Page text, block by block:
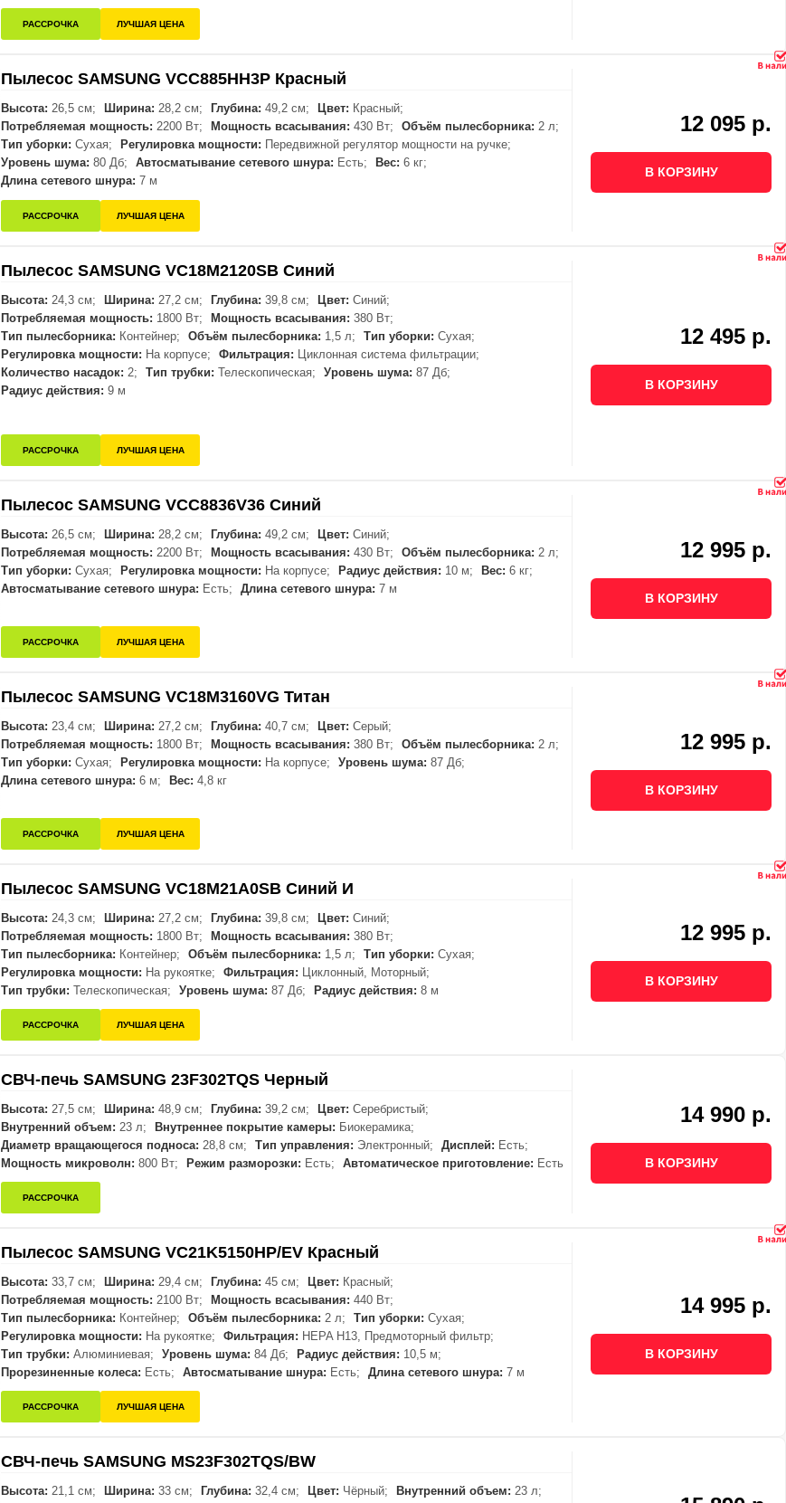
РАССРОЧКА ЛУЧШАЯ ЦЕНА
Пылесос SAMSUNG VCC885HH3P Красный
Высота: 26,5 см; Ширина: 28,2 см; Глубина: 49,2 см; Цвет: Красный;
Потребляемая мощность: 2200 Вт; Мощность всасывания: 430 Вт; Объём пылесборника: 2 л;
Тип уборки: Сухая; Регулировка мощности: Передвижной регулятор мощности на ручке;
Уровень шума: 80 Дб; Автосматывание сетевого шнура: Есть; Вес: 6 кг;
Длина сетевого шнура: 7 м
РАССРОЧКА ЛУЧШАЯ ЦЕНА
12 095 р.
В КОРЗИНУ
Пылесос SAMSUNG VC18M2120SB Синий
Высота: 24,3 см; Ширина: 27,2 см; Глубина: 39,8 см; Цвет: Синий;
Потребляемая мощность: 1800 Вт; Мощность всасывания: 380 Вт;
Тип пылесборника: Контейнер; Объём пылесборника: 1,5 л; Тип уборки: Сухая;
Регулировка мощности: На корпусе; Фильтрация: Циклонная система фильтрации;
Количество насадок: 2; Тип трубки: Телескопическая; Уровень шума: 87 Дб;
Радиус действия: 9 м
РАССРОЧКА ЛУЧШАЯ ЦЕНА
12 495 р.
В КОРЗИНУ
Пылесос SAMSUNG VCC8836V36 Синий
Высота: 26,5 см; Ширина: 28,2 см; Глубина: 49,2 см; Цвет: Синий;
Потребляемая мощность: 2200 Вт; Мощность всасывания: 430 Вт; Объём пылесборника: 2 л;
Тип уборки: Сухая; Регулировка мощности: На корпусе; Радиус действия: 10 м; Вес: 6 кг;
Автосматывание сетевого шнура: Есть; Длина сетевого шнура: 7 м
РАССРОЧКА ЛУЧШАЯ ЦЕНА
12 995 р.
В КОРЗИНУ
Пылесос SAMSUNG VC18M3160VG Титан
Высота: 23,4 см; Ширина: 27,2 см; Глубина: 40,7 см; Цвет: Серый;
Потребляемая мощность: 1800 Вт; Мощность всасывания: 380 Вт; Объём пылесборника: 2 л;
Тип уборки: Сухая; Регулировка мощности: На корпусе; Уровень шума: 87 Дб;
Длина сетевого шнура: 6 м; Вес: 4,8 кг
РАССРОЧКА ЛУЧШАЯ ЦЕНА
12 995 р.
В КОРЗИНУ
Пылесос SAMSUNG VC18M21A0SB Синий И
Высота: 24,3 см; Ширина: 27,2 см; Глубина: 39,8 см; Цвет: Синий;
Потребляемая мощность: 1800 Вт; Мощность всасывания: 380 Вт;
Тип пылесборника: Контейнер; Объём пылесборника: 1,5 л; Тип уборки: Сухая;
Регулировка мощности: На рукоятке; Фильтрация: Циклонный, Моторный;
Тип трубки: Телескопическая; Уровень шума: 87 Дб; Радиус действия: 8 м
РАССРОЧКА ЛУЧШАЯ ЦЕНА
12 995 р.
В КОРЗИНУ
СВЧ-печь SAMSUNG 23F302TQS Черный
Высота: 27,5 см; Ширина: 48,9 см; Глубина: 39,2 см; Цвет: Серебристый;
Внутренний объем: 23 л; Внутреннее покрытие камеры: Биокерамика;
Диаметр вращающегося подноса: 28,8 см; Тип управления: Электронный; Дисплей: Есть;
Мощность микроволн: 800 Вт; Режим разморозки: Есть; Автоматическое приготовление: Есть
РАССРОЧКА
14 990 р.
В КОРЗИНУ
Пылесос SAMSUNG VC21K5150HP/EV Красный
Высота: 33,7 см; Ширина: 29,4 см; Глубина: 45 см; Цвет: Красный;
Потребляемая мощность: 2100 Вт; Мощность всасывания: 440 Вт;
Тип пылесборника: Контейнер; Объём пылесборника: 2 л; Тип уборки: Сухая;
Регулировка мощности: На рукоятке; Фильтрация: HEPA H13, Предмоторный фильтр;
Тип трубки: Алюминиевая; Уровень шума: 84 Дб; Радиус действия: 10,5 м;
Прорезиненные колеса: Есть; Автосматывание шнура: Есть; Длина сетевого шнура: 7 м
РАССРОЧКА ЛУЧШАЯ ЦЕНА
14 995 р.
В КОРЗИНУ
СВЧ-печь SAMSUNG MS23F302TQS/BW
Высота: 21,1 см; Ширина: 33 см; Глубина: 32,4 см; Цвет: Чёрный; Внутренний объем: 23 л;